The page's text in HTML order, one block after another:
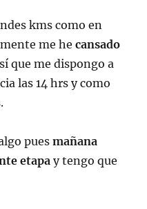
kms como en
me hecansado
que me dispongo a
las 14 hrs y como
puesmañana
etapa y tengo que